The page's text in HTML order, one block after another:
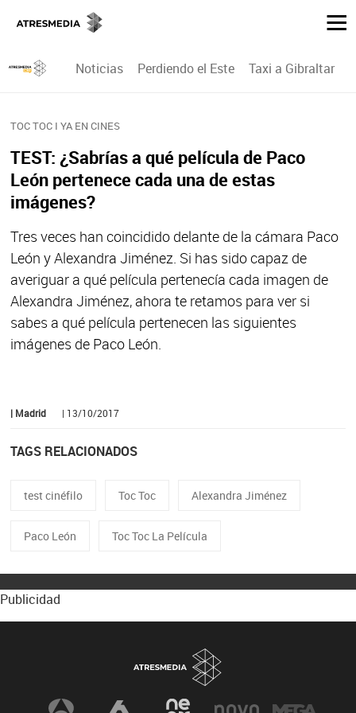
Noticias Perdiendo el Este Taxi a Gibraltar
TOC TOC I YA EN CINES
TEST: ¿Sabrías a qué película de Paco
León pertenece cada una de estas
imágenes?
Tres veces han coincidido delante de la cámara Paco
León y Alexandra Jiménez. Si has sido capaz de
averiguar a qué película pertenecía cada imagen de
Alexandra Jiménez, ahora te retamos para ver si
sabes a qué película pertenecen las siguientes
imágenes de Paco León.
| Madrid | 13/10/2017
TAGS RELACIONADOS
test cinéfilo Toc Toc Alexandra Jiménez
Paco León Toc Toc La Película
Publicidad